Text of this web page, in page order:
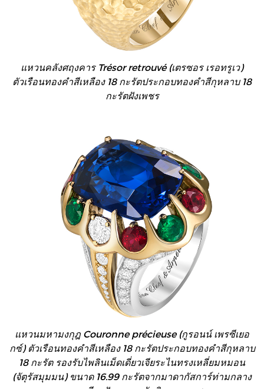
แหวนคลังศฤงคาร Trésor retrouvé (เตรซอร เรอทรูเว)
ตัวเรือนทองคำสีเหลือง 18 กะรัตประกอบทองคำสีกุหลาบ 18
กะรัตฝังเพชร
แหวนมหามงกุฎ Couronne précieuse (กูรอนน์ เพรซีเยอ
กซ์) ตัวเรือนทองคำสีเหลือง 18 กะรัตประกอบทองคำสีกุหลาบ
18 กะรัต รองรับไพลินเม็ดเดี่ยวเจียระไนทรงเหลี่ยมหมอน
(จัตุรัสมุมมน) ขนาด 16.99 กะรัตจากมาดากัสการ์ท่ามกลาง